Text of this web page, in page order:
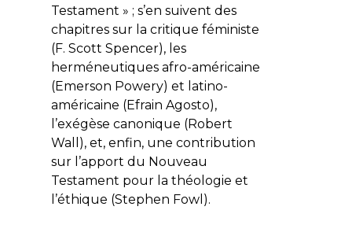
Testament » ; s’en suivent des
chapitres sur la critique féministe
(F. Scott Spencer), les
herméneutiques afro-américaine
(Emerson Powery) et latino-
américaine (Efrain Agosto),
l’exégèse canonique (Robert
Wall), et, enfin, une contribution
sur l’apport du Nouveau
Testament pour la théologie et
l’éthique (Stephen Fowl).